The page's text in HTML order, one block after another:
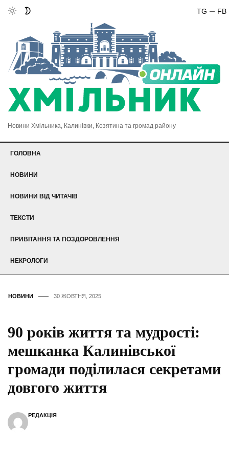
FB
TG
Новини Хмільника, Калинівки, Козятина та громад району
ГОЛОВНА
НОВИНИ
НОВИНИ ВІД ЧИТАЧІВ
ТЕКСТИ
ПРИВІТАННЯ ТА ПОЗДОРОВЛЕННЯ
НЕКРОЛОГИ
НОВИНИ 30 ЖОВТНЯ, 2025
90 років життя та мудрості:
мешканка Калинівської
громади поділилася секретами
довгого життя
РЕДАКЦІЯ